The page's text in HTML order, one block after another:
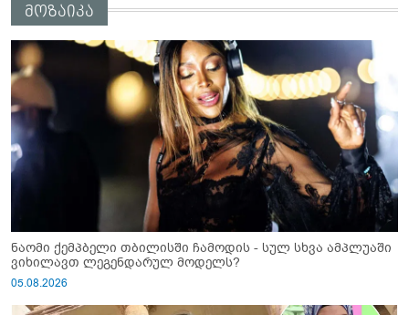
მოზაიკა
ნაომი ქემპბელი თბილისში ჩამოდის - სულ სხვა ამპლუაში
ვიხილავთ ლეგენდარულ მოდელს?
05.08.2026